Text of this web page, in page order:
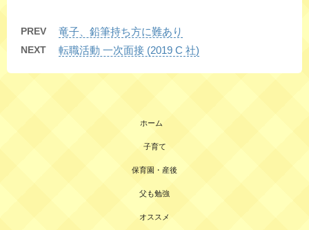
PREV 竜子、鉛筆持ち方に難あり
NEXT 転職活動 一次面接 (2019 C 社)
ホーム
子育て
保育園・産後
父も勉強
オススメ